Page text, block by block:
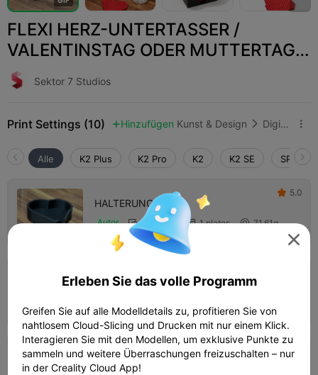
FLEXI HERZ-UNTERTASSER /
VALENTINSTAG ODER MUTTERTAG /
FIDGET-SPIELZEUG
Sektor 7 Studios
Print Settings (10)  Hinzufügen Kunst & Design  Digitale Kunst 
Alle K2 Plus K2 Pro K2 K2 SE SPARKX
HALTERUNG
Autor  03h 01m  1 plates  71.61g
 5.0
HERZ-UNTERSETZER FLEXI
HERZ-UNTERSETZER FLEXI

Erleben Sie das volle Programm
Greifen Sie auf alle Modelldetails zu, profitieren Sie von
nahtlosem Cloud-Slicing und Drucken mit nur einem Klick.
Interagieren Sie mit den Modellen, um exklusive Punkte zu
sammeln und weitere Überraschungen freizuschalten – nur
in der Creality Cloud App!